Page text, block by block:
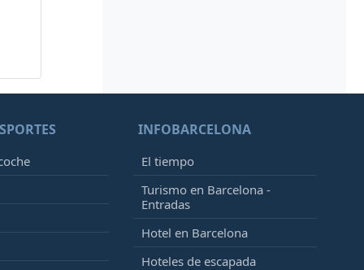
INFOBARCELONA
El tiempo
Turismo en Barcelona -
Entradas
Hotel en Barcelona
Hoteles de escapada